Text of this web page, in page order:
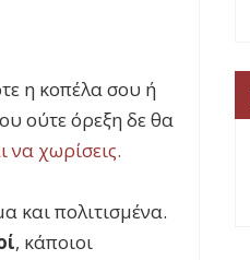
η κοπέλα σου ή
ούτε όρεξη δε θα
να χωρίσεις.
και πολιτισμένα.
, κάποιοι